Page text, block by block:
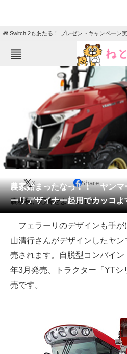
🎁 Switch 2もあたる！ プレゼントキャンペーン実
ねとらぼメニュー
ニ
ク
住まい 教
動物 リ
会員記事
メディア
注目記事を集めた総合ページ
ITの今と未来を見通す
スマホと通信の最新トレンド
ビジネスと働き方のヒント
農家始まったなっ！！ ヤンマ
ーリデザイナー起用でカッコよ
X Share
農耕機、応答せよ！！！！
フェラーリのデザインも手が
山清行さんがデザインしたヤ
売されます。自脱型コンバイ
年3月発売、トラクター「YTシ
売です。